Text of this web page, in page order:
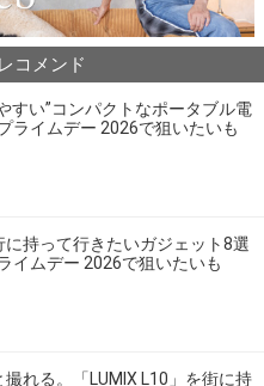
コメンド
すい”コンパクトなポータブル電
ライムデー 2026で狙いたいも
に持って行きたいガジェット8選
イムデー 2026で狙いたいも
れる。「LUMIX L10」を街に持